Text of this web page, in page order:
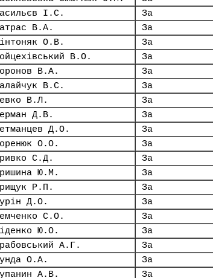
І.С.
За
В.А.
За
О.В.
За
В.О.
За
В.А.
За
В.С.
За
В.Л.
За
Д.В.
За
Д.О.
За
О.О.
За
С.Д.
За
Ю.М.
За
Р.П.
За
Д.О.
За
С.О.
За
Ю.О.
За
А.Г.
За
О.А.
За
А.В.
За